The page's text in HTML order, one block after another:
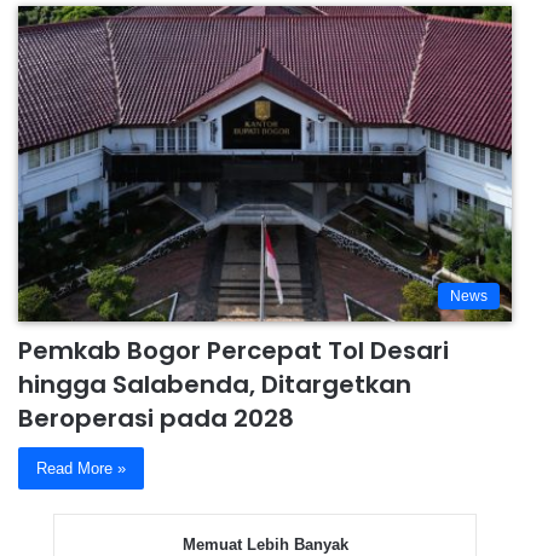
News
Pemkab Bogor Percepat Tol Desari
hingga Salabenda, Ditargetkan
Beroperasi pada 2028
Read More »
Memuat Lebih Banyak